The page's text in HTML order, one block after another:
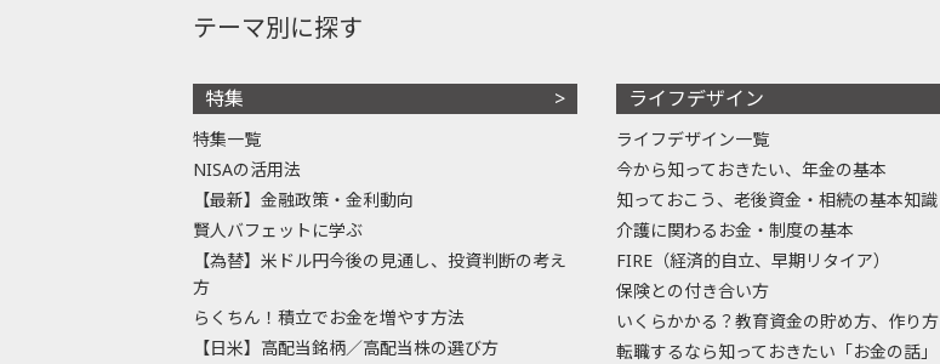
テーマ別に探す
特集
特集一覧
NISAの活用法
【最新】金融政策・金利動向
賢人バフェットに学ぶ
【為替】米ドル円今後の見通し、投資判断の考え
方
らくちん！積立でお金を増やす方法
【日米】高配当銘柄／高配当株の選び方
ライフデザイン
ライフデザイン一覧
今から知っておきたい、年金の基本
知っておこう、老後資金・相続の基本知識
介護に関わるお金・制度の基本
FIRE（経済的自立、早期リタイア）
保険との付き合い方
いくらかかる？教育資金の貯め方、作り方
転職するなら知っておきたい「お金の話」